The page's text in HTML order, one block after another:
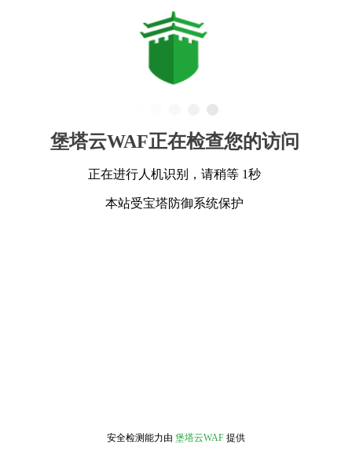
堡塔云WAF正在检查您的访问
正在进行人机识别，请稍等 1秒
本站受宝塔防御系统保护
安全检测能力由 堡塔云WAF 提供